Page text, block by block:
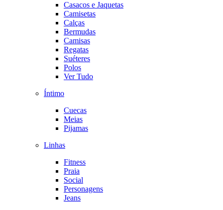
Casacos e Jaquetas
Camisetas
Calças
Bermudas
Camisas
Regatas
Suéteres
Polos
Ver Tudo
Íntimo
Cuecas
Meias
Pijamas
Linhas
Fitness
Praia
Social
Personagens
Jeans